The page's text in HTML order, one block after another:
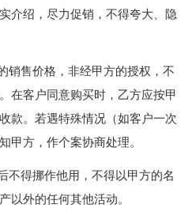
介绍，尽力促销，不得夸大、隐
售价格，非经甲方的授权，不
在客户同意购买时，乙方应按甲
款。若遇特殊情况（如客户一次
甲方，作个案协商处理。
得挪作他用，不得以甲方的名
以外的任何其他活动。